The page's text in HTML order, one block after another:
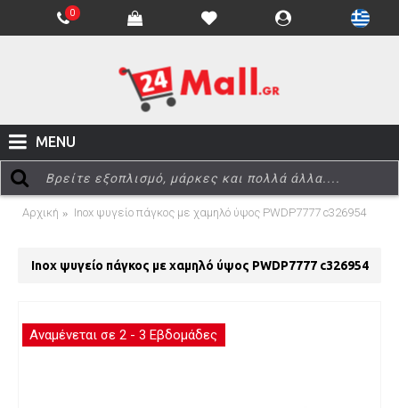
0
MENU
Αρχική Inox ψυγείο πάγκος με χαμηλό ύψος PWDP7777 c326954
Inox ψυγείο πάγκος με χαμηλό ύψος PWDP7777 c326954
Αναμένεται σε 2 - 3 Εβδομάδες